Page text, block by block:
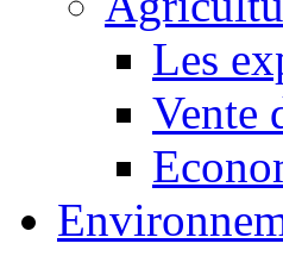
Les
Vente